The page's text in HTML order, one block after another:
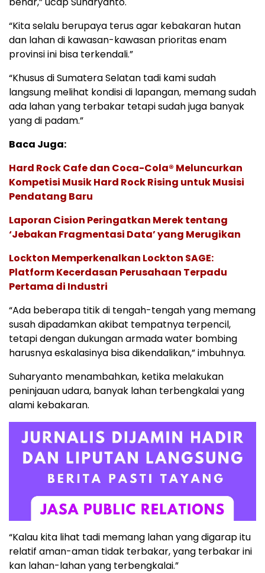
“Kita selalu berupaya terus agar kebakaran hutan
dan lahan di kawasan-kawasan prioritas enam
provinsi ini bisa terkendali.”
“Khusus di Sumatera Selatan tadi kami sudah
langsung melihat kondisi di lapangan, memang sudah
ada lahan yang terbakar tetapi sudah juga banyak
yang di padam.”
Baca Juga:
Hard Rock Cafe dan Coca-Cola® Meluncurkan
Kompetisi Musik Hard Rock Rising untuk Musisi
Pendatang Baru
Laporan Cision Peringatkan Merek tentang
‘Jebakan Fragmentasi Data’ yang Merugikan
Lockton Memperkenalkan Lockton SAGE:
Platform Kecerdasan Perusahaan Terpadu
Pertama di Industri
“Ada beberapa titik di tengah-tengah yang memang
susah dipadamkan akibat tempatnya terpencil,
tetapi dengan dukungan armada water bombing
harusnya eskalasinya bisa dikendalikan,” imbuhnya.
Suharyanto menambahkan, ketika melakukan
peninjauan udara, banyak lahan terbengkalai yang
alami kebakaran.
“Kalau kita lihat tadi memang lahan yang digarap itu
relatif aman-aman tidak terbakar, yang terbakar ini
kan lahan-lahan yang terbengkalai.”